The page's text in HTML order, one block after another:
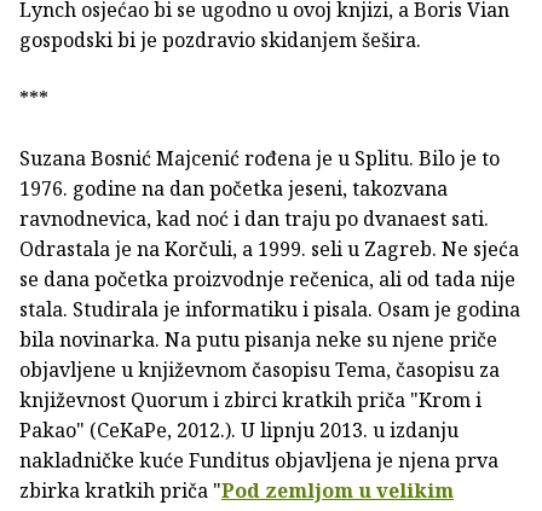
Lynch osjećao bi se ugodno u ovoj knjizi, a Boris Vian
gospodski bi je pozdravio skidanjem šešira.
***
Suzana Bosnić Majcenić rođena je u Splitu. Bilo je to
1976. godine na dan početka jeseni, takozvana
ravnodnevica, kad noć i dan traju po dvanaest sati.
Odrastala je na Korčuli, a 1999. seli u Zagreb. Ne sjeća
se dana početka proizvodnje rečenica, ali od tada nije
stala. Studirala je informatiku i pisala. Osam je godina
bila novinarka. Na putu pisanja neke su njene priče
objavljene u književnom časopisu Tema, časopisu za
književnost Quorum i zbirci kratkih priča "Krom i
Pakao" (CeKaPe, 2012.). U lipnju 2013. u izdanju
nakladničke kuće Funditus objavljena je njena prva
zbirka kratkih priča "Pod zemljom u velikim